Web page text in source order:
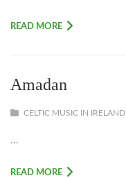
READ MORE
Amadan
CELTIC MUSIC IN IRELAND
...
READ MORE